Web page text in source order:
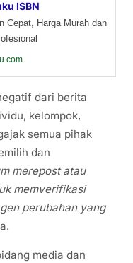
ISBN
Cepat, Harga Murah dan
dari berita
kelompok,
semua pihak
dan
merepost atau
memverifikasi
perubahan yang
media dan